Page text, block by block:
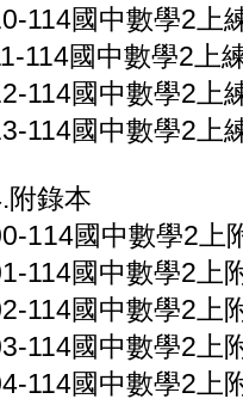
114國中數學2上
114國中數學2上
114國中數學2上
114國中數學2上
附錄本
114國中數學2上
114國中數學2上
114國中數學2上
114國中數學2上
114國中數學2上